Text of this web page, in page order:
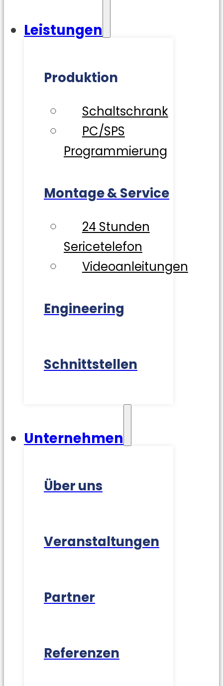
Leistungen
Produktion
Schaltschrank
PC/SPS
Programmierung
Montage & Service
24 Stunden
Sericetelefon
Videoanleitungen
Engineering
Schnittstellen
Unternehmen
Über uns
Veranstaltungen
Partner
Referenzen